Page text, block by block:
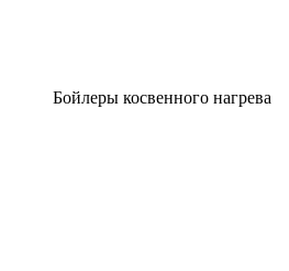
Бойлеры косвенного нагрева